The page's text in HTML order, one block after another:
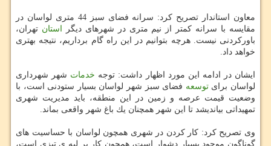
معاون استاندار تصریح كرد: سرانه فضای سبز 44 متری لواسان در
مقایسه با سرانه كمتر از نیم متری در شهرهای دیگر استان تهران،
باوركردنی نیست. هرچه بتوانیم در این راه گام برداریم، نتیجه بهتری
خواهد داد.
ایشان در ادامه این مورد اظهار داشت: توجه خدمات شهر شهرداری
لواسان برایتوسعه فضای سبز شهر لواسان بسیار ستودنی است، با
وضعیت قیمت عرصه و زمین در این منطقه، باید مدیریت شهری
تمهیداتی بیاندیشد تا این شهر همچنان یك باغ شهر واقعی بماند.
وی تصریح كرد: كار كردن در شهری همچون لواسان با حساسیت های
گوناگون موجود بسیار دشوار است، همچون كار بر لبه ی تیزی است،